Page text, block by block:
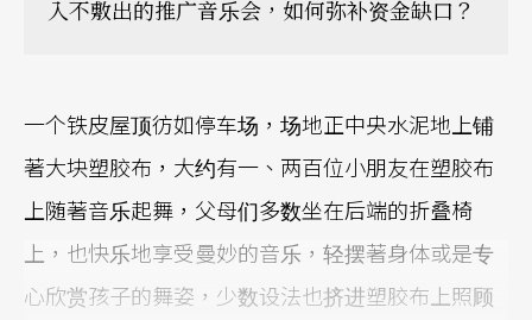
入不敷出的推广音乐会，如何弥补资金缺口？
一个铁皮屋顶彷如停车场，场地正中央水泥地上铺
著大块塑胶布，大约有一、两百位小朋友在塑胶布
上随著音乐起舞，父母们多数坐在后端的折叠椅
上，也快乐地享受曼妙的音乐，轻摆著身体或是专
心欣赏孩子的舞姿，少数设法也挤进塑胶布上照顾